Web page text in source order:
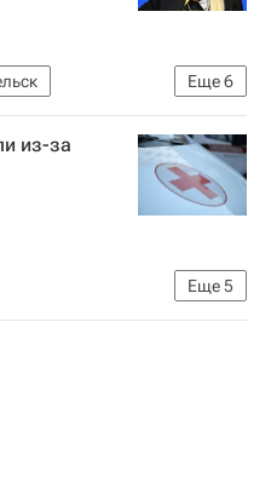
Еще6
Россия
Фолькер Тюрк
из-за
Еще5
на Украине